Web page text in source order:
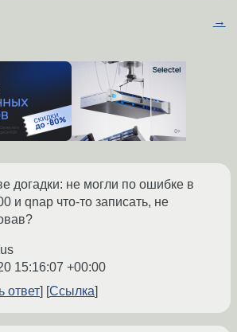
→
догадки: не могли по ошибке в
и qnap что-то записать, не
15:16:07 +00:00
ответ
Ссылка